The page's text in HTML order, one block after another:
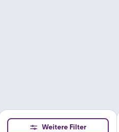
Weitere Filter